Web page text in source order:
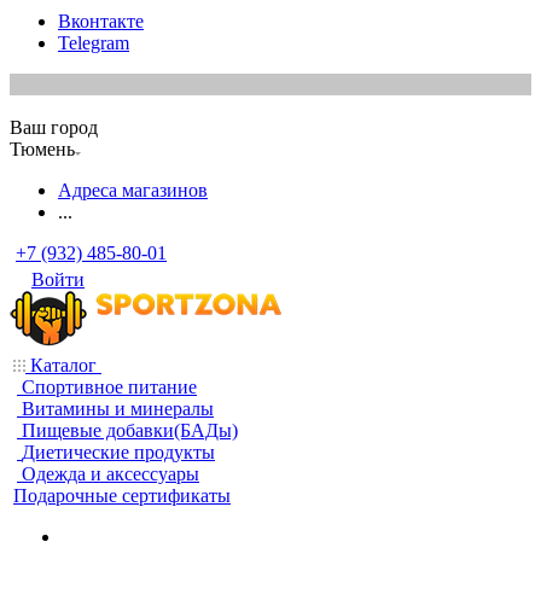
Вконтакте
Telegram
Ваш город
Тюмень
Адреса магазинов
...
+7 (932) 485-80-01
Войти
Каталог
Спортивное питание
Витамины и минералы
Пищевые добавки(БАДы)
Диетические продукты
Одежда и аксессуары
Подарочные сертификаты